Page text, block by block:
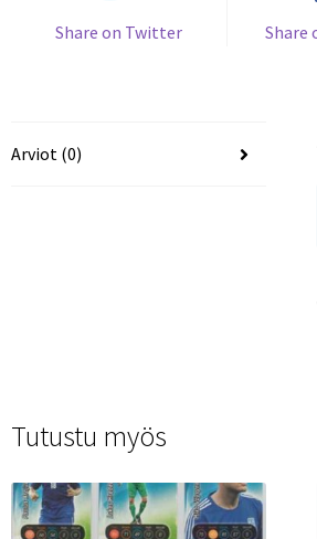
Share on Twitter Share
Arviot (0)
Tutustu myös